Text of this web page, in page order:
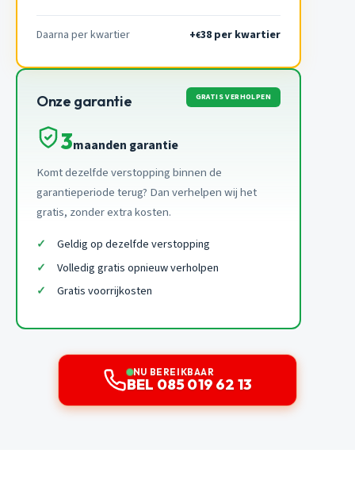
Daarna per kwartier +€38 per kwartier
Onze garantie GRATIS VERHOLPEN
3maanden garantie
Komt dezelfde verstopping binnen de
garantieperiode terug? Dan verhelpen wij het
gratis, zonder extra kosten.
Geldig op dezelfde verstopping
Volledig gratis opnieuw verholpen
Gratis voorrijkosten
NU BEREIKBAAR
BEL 085 019 62 13